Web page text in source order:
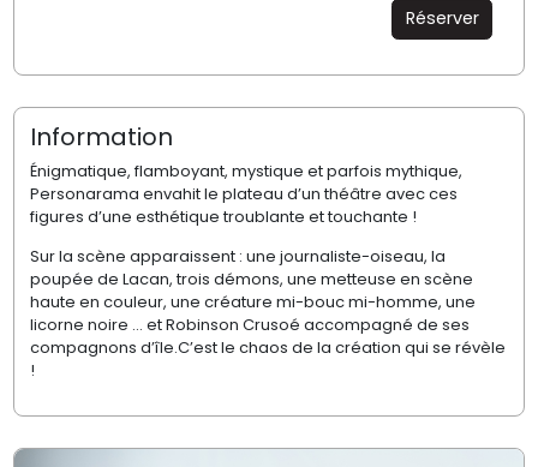
Réserver
Information
Énigmatique, flamboyant, mystique et parfois mythique,
Personarama envahit le plateau d’un théâtre avec ces
figures d’une esthétique troublante et touchante !
Sur la scène apparaissent : une journaliste-oiseau, la
poupée de Lacan, trois démons, une metteuse en scène
haute en couleur, une créature mi-bouc mi-homme, une
licorne noire … et Robinson Crusoé accompagné de ses
compagnons d’île.C’est le chaos de la création qui se révèle
!